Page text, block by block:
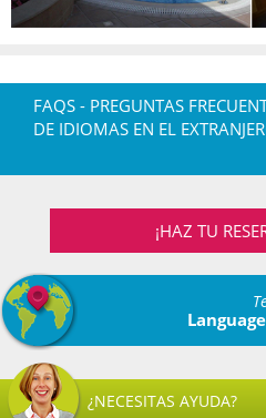
FAQS - PREGUNTAS
DE IDIOMAS EN EL
¡HAZ TU
¿NECESITAS AYUDA?